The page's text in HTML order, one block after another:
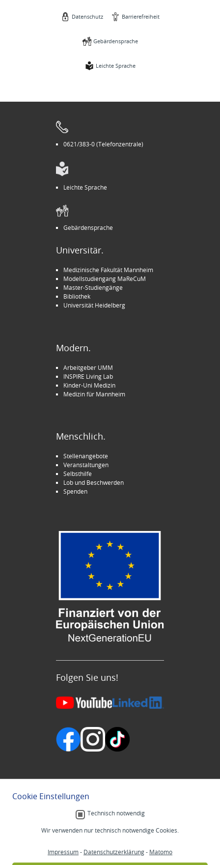
Datenschutz Barrierefreiheit
Gebärdensprache
Leichte Sprache
0621/383-0 (Telefonzentrale)
Leichte Sprache
Gebärdensprache
Universitär.
Medizinische Fakultät Mannheim
Modellstudiengang MaReCuM
Master-Studiengänge
Bibliothek
Universität Heidelberg
Modern.
Arbeitgeber UMM
INSPIRE Living Lab
Kinder-Uni Medizin
Medizin für Mannheim
Menschlich.
Stellenangebote
Veranstaltungen
Selbsthilfe
Lob und Beschwerden
Spenden
Folgen Sie uns!
Cookie Einstellungen
Technisch notwendig
Wir verwenden nur technisch notwendige Cookies.
Impressum- Datenschutzerklärung- Matomo